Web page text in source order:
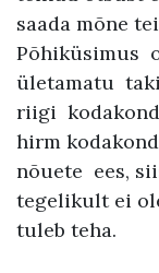
saada mõne
Põhiküsimus
ületamatu
riigi
hirm
nõuete ees,
tegelikult ei
tuleb teha.